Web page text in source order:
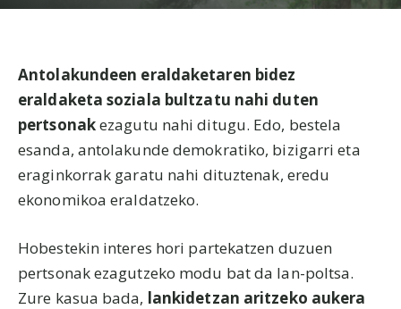
Antolakundeen eraldaketaren bidez
eraldaketa soziala bultzatu nahi duten
pertsonakezagutu nahi ditugu. Edo, bestela
esanda, antolakunde demokratiko, bizigarri eta
eraginkorrak garatu nahi dituztenak, eredu
ekonomikoa eraldatzeko.
Hobestekin interes hori partekatzen duzuen
pertsonak ezagutzeko modu bat da lan-poltsa.
Zure kasua bada, lankidetzan aritzeko aukera